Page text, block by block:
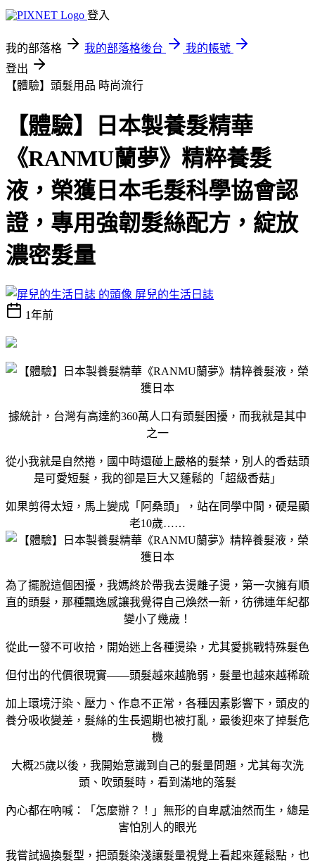
登入
我的部落格 我的部落格後台
我的帳號
登出
【體驗】頭髮用品 時尚流行
【體驗】日本製養髮精華
《RANMU蘭夢》精粹養髮
液，榮獲日本毛髮科學協會認
證，專用強韌髮絲配方，綻放
濃密髮量
屏兒的生活日誌
1年前
據統計，台灣有高達約360萬人口有頭髮困擾，而我就是其中
之一
從小我就是自然捲，國中時還碰上嚴格的髮禁，別人的香菇頭
是可愛短髮，我的卻是巨大又蓬鬆的「超級香菇」
如果剪得太短，馬上變成「阿桑頭」，站在同學中間，硬是顯
老10歲……
為了擺脫這個困擾，我媽終於帶我去燙離子燙，第一次擁有順
直的頭髮，那種飄逸感讓我覺得自己煥然一新，彷彿連年紀都
變小了幾歲！
從此一發不可收拾，開始迷上各種燙染，尤其愛挑戰特殊髮色
但付出的代價很現實——頭髮越來越脆弱，髮量也越來越稀疏
加上環境汙染、壓力、作息不正常，各種因素影響下，頭皮的
養分吸收變差，髮絲的生長週期也被打亂，最後迎來了掉髮危
機
大概25歲以後，我開始意識到自己的髮量問題，尤其每次洗
頭、吹頭髮時，看到滿地的落髮
內心都在吶喊：「怎麼辦？！」無形的自卑感油然而生，總是
害怕別人的眼光
我嘗試過換髮型，把頭髮染淺讓髮量視覺上看起來蓬鬆點，也